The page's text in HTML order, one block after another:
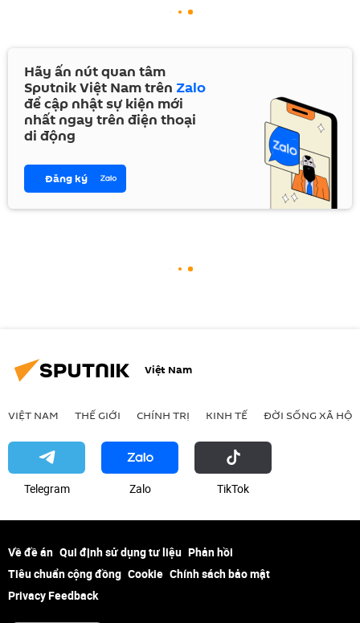
Hãy ấn nút quan tâm
Sputnik Việt Nam trên Zalo
để cập nhật sự kiện mới
nhất ngay trên điện thoại
di động
Đăng ký
Việt Nam
VIỆT NAM THẾ GIỚI CHÍNH TRỊ KINH TẾ ĐỜI SỐNG XÃ HỘI
Telegram Zalo ТikТоk
Về đề án Qui định sử dụng tư liệu Phản hồi
Tiêu chuẩn cộng đồng Cookie Chính sách bảo mật
Privacy Feedback